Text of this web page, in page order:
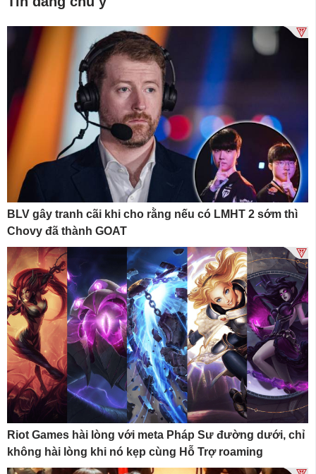
BLV gây tranh cãi khi cho rằng nếu có LMHT 2 sớm thì
Chovy đã thành GOAT
Riot Games hài lòng với meta Pháp Sư đường dưới, chỉ
không hài lòng khi nó kẹp cùng Hỗ Trợ roaming